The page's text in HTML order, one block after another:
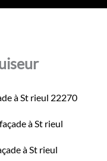
à St rieul 22270
à St rieul
à St rieul